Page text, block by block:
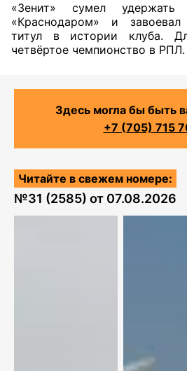
«Зенит» сумел
«Краснодаром» и
титул в истории клуба.
четвёртое чемпионство в РПЛ.
Здесь могла бы быть
+7 (705) 715
Читайте в свежем номере:
№31 (2585) от 07.08.2026